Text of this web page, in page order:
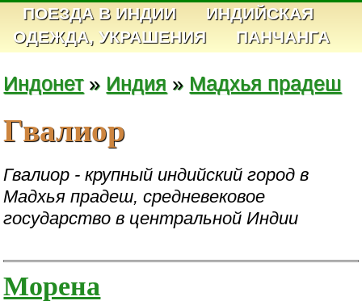
ПОЕЗДА В ИНДИИ
ИНДИЙСКАЯ
ОДЕЖДА, УКРАШЕНИЯ
ПАНЧАНГА
Индонет» Индия » Мадхья прадеш
Гвалиор
Гвалиор - крупный индийский город в
Мадхья прадеш, средневековое
государство в центральной Индии
Морена